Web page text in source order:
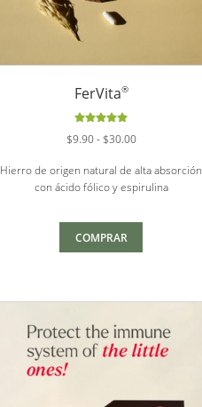
FerVita®
5.00
$9.90- $30.00Rango
precios:
desde
hasta
Hierro de origen natural de alta absorción
con ácido fólico y espirulina
COMPRAR